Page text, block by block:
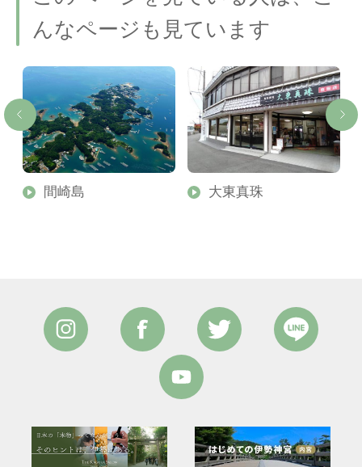
んなページも見ています
間崎島 大東真珠